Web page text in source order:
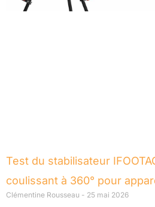
Test du stabilisateur
coulissant à 360° pour
Clémentine Rousseau 25 mai 2026